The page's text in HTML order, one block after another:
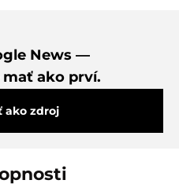
News —
ako prví.
ako zdroj